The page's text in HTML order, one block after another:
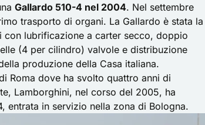
Gallardo 510-4 nel 2004. Nel settembre
trasporto di organi. La Gallardo è stata la
lubrificazione a carter secco, doppio
(4 per cilindro) valvole e distribuzione
produzione della Casa italiana.
Roma dove ha svolto quattro anni di
Lamborghini, nel corso del 2005, ha
entrata in servizio nella zona di Bologna.